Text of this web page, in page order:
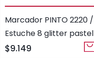
Marcador PINTO 2220 /
Estuche 8 glitter pastel
$9.149